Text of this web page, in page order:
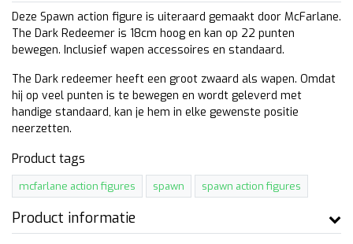
Deze Spawn action figure is uiteraard gemaakt door McFarlane.
The Dark Redeemer is 18cm hoog en kan op 22 punten
bewegen. Inclusief wapen accessoires en standaard.
The Dark redeemer heeft een groot zwaard als wapen. Omdat
hij op veel punten is te bewegen en wordt geleverd met
handige standaard, kan je hem in elke gewenste positie
neerzetten.
Product tags
mcfarlane action figures spawn spawn action figures
Product informatie